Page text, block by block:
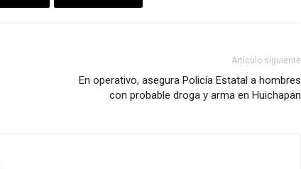
Artículo siguiente
En operativo, asegura Policía Estatal a hombres
con probable droga y arma en Huichapan